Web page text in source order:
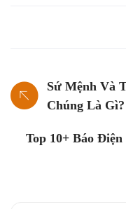
Sứ Mệnh Và
Chúng Là Gì?
Top 10+ Báo